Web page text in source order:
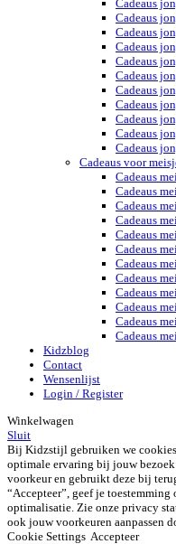
Cadeaus
Cadeaus
Cadeaus
Cadeaus
Cadeaus
Cadeaus
Cadeaus
Cadeaus
Cadeaus
Cadeaus
Cadeaus
Cadeaus voor
Cadeaus
Cadeaus
Cadeaus
Cadeaus
Cadeaus
Cadeaus
Cadeaus
Cadeaus
Cadeaus
Cadeaus
Cadeaus
Cadeaus
Kidzblog
Contact
Wensenlijst
Login / Register
Winkelwagen
Sluit
Bij Kidzstijl gebruiken we
optimale ervaring bij jouw
voorkeur en gebruikt deze bij
“Accepteer”, geef je
optimalisatie. Zie onze privacy
ook jouw voorkeuren aanpassen
Cookie Settings Accepteer